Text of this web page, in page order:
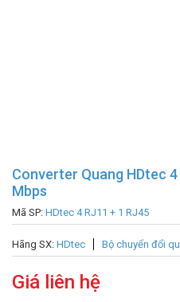
Converter Quang HDtec
Mbps
Mã SP: HDtec 4 RJ11 + 1 RJ45
Hãng SX: HDtec Bộ chuyển đổi
Giá liên hệ